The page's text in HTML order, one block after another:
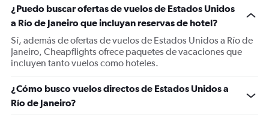
¿Puedo buscar ofertas de vuelos de Estados Unidos
a Río de Janeiro que incluyan reservas de hotel?
Sí, además de ofertas de vuelos de Estados Unidos a Río de
Janeiro, Cheapflights ofrece paquetes de vacaciones que
incluyen tanto vuelos como hoteles.
¿Cómo busco vuelos directos de Estados Unidos a
Río de Janeiro?